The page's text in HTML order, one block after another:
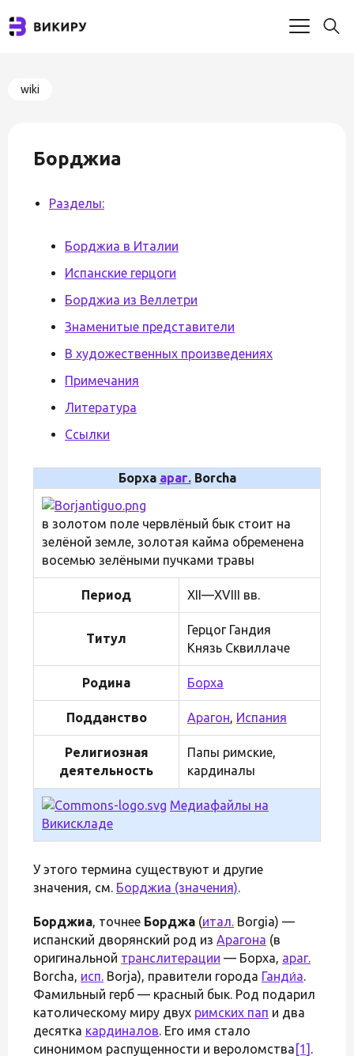
wiki
Борджиа
Разделы:
Борджиа в Италии
Испанские герцоги
Борджиа из Веллетри
Знаменитые представители
В художественных произведениях
Примечания
Литература
Ссылки
Борха араг.Borcha
в золотом поле червлёный бык стоит на
зелёной земле, золотая кайма обременена
восемью зелёными пучками травы
Период XII—XVIII вв.
Титул
Герцог Гандия
Князь Сквиллаче
Родина Борха
Подданство Арагон, Испания
Религиозная
деятельность
Папы римские,
кардиналы
Медиафайлы на
Викискладе
У этого термина существуют и другие
значения, см. Борджиа (значения).
Борджиа, точнее Борджа (итал. Borgia) —
испанский дворянский род из Арагона (в
оригинальной транслитерации — Борха, араг.
Borcha, исп. Borja), правители города Ганди́а.
Фамильный герб — красный бык. Род подарил
католическому миру двух римских пап и два
десятка кардиналов. Его имя стало
синонимом распущенности и вероломства [1] .